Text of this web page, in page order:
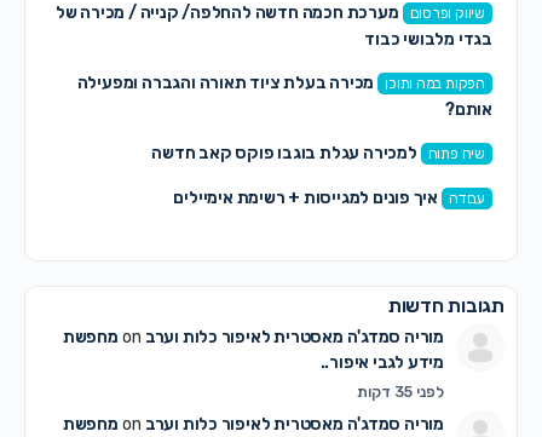
שיווק ופרסום
מערכת חכמה חדשה להחלפה/ קנייה / מכירה של
בגדי מלבושי כבוד
הפקות במה ותוכן
מכירה בעלת ציוד תאורה והגברה ומפעילה
אותם?
שיח פתוח למכירה עגלת בוגבו פוקס קאב חדשה
עבודה איך פונים למגייסות + רשימת אימיילים
תגובות חדשות
מוריה סמדג'ה מאסטרית לאיפור כלות וערב
מחפשת
מידע לגבי איפור..
לפני 35 דקות
מוריה סמדג'ה מאסטרית לאיפור כלות וערב
מחפשת